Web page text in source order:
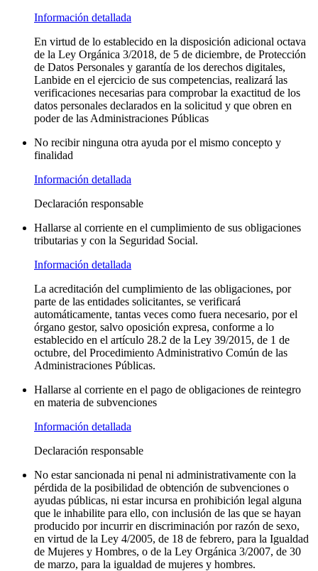
Información detallada
En virtud de lo establecido en la disposición adicional octava
de la Ley Orgánica 3/2018, de 5 de diciembre, de Protección
de Datos Personales y garantía de los derechos digitales,
Lanbide en el ejercicio de sus competencias, realizará las
verificaciones necesarias para comprobar la exactitud de los
datos personales declarados en la solicitud y que obren en
poder de las Administraciones Públicas
No recibir ninguna otra ayuda por el mismo concepto y
finalidad
Información detallada
Declaración responsable
Hallarse al corriente en el cumplimiento de sus obligaciones
tributarias y con la Seguridad Social.
Información detallada
La acreditación del cumplimiento de las obligaciones, por
parte de las entidades solicitantes, se verificará
automáticamente, tantas veces como fuera necesario, por el
órgano gestor, salvo oposición expresa, conforme a lo
establecido en el artículo 28.2 de la Ley 39/2015, de 1 de
octubre, del Procedimiento Administrativo Común de las
Administraciones Públicas.
Hallarse al corriente en el pago de obligaciones de reintegro
en materia de subvenciones
Información detallada
Declaración responsable
No estar sancionada ni penal ni administrativamente con la
pérdida de la posibilidad de obtención de subvenciones o
ayudas públicas, ni estar incursa en prohibición legal alguna
que le inhabilite para ello, con inclusión de las que se hayan
producido por incurrir en discriminación por razón de sexo,
en virtud de la Ley 4/2005, de 18 de febrero, para la Igualdad
de Mujeres y Hombres, o de la Ley Orgánica 3/2007, de 30
de marzo, para la igualdad de mujeres y hombres.